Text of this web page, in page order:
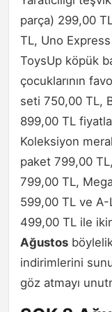
parça) 299,00
TL, Uno
ToysUp köpük
çocuklarının
seti 750,00 TL,
899,00 TL
Koleksiyon
paket 799,00
799,00 TL,
599,00 TL ve
499,00 TL ile
Ağustos
indirimlerini
göz atmayı